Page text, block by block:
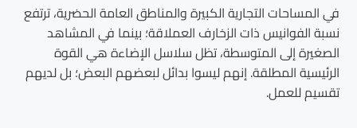
في المساحات التجارية الكبيرة والمناطق العامة الحضرية، ترتفع
نسبة الفوانيس ذات الزخارف العملاقة؛ بينما في المشاهد
الصغيرة إلى المتوسطة، تظل سلاسل الإضاءة هي القوة
الرئيسية المطلقة. إنهم ليسوا بدائل لبعضهم البعض؛ بل لديهم
تقسيم للعمل.